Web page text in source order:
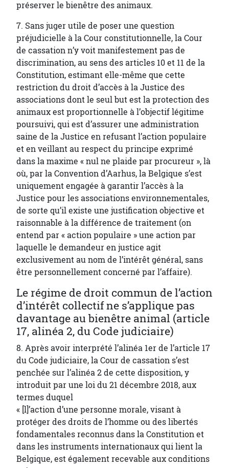
préserver le bienêtre des animaux.
7. Sans juger utile de poser une question
préjudicielle à la Cour constitutionnelle, la Cour
de cassation n’y voit manifestement pas de
discrimination, au sens des articles 10 et 11 de la
Constitution, estimant elle-même que cette
restriction du droit d’accès à la Justice des
associations dont le seul but est la protection des
animaux est proportionnelle à l’objectif légitime
poursuivi, qui est d’assurer une administration
saine de la Justice en refusant l’action populaire
et en veillant au respect du principe exprimé
dans la maxime « nul ne plaide par procureur », là
où, par la Convention d’Aarhus, la Belgique s’est
uniquement engagée à garantir l’accès à la
Justice pour les associations environnementales,
de sorte qu’il existe une justification objective et
raisonnable à la différence de traitement (on
entend par « action populaire » une action par
laquelle le demandeur en justice agit
exclusivement au nom de l’intérêt général, sans
être personnellement concerné par l’affaire).
Le régime de droit commun de l’action
d’intérêt collectif ne s’applique pas
davantage au bienêtre animal (article
17, alinéa 2, du Code judiciaire)
8. Après avoir interprété l’alinéa 1er de l’article 17
du Code judiciaire, la Cour de cassation s’est
penchée sur l’alinéa 2 de cette disposition, y
introduit par une loi du 21 décembre 2018, aux
termes duquel
« [l]’action d’une personne morale, visant à
protéger des droits de l’homme ou des libertés
fondamentales reconnus dans la Constitution et
dans les instruments internationaux qui lient la
Belgique, est également recevable aux conditions